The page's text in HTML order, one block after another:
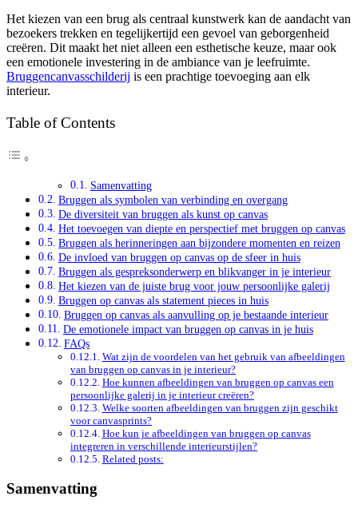
Het kiezen van een brug als centraal kunstwerk kan de aandacht van
bezoekers trekken en tegelijkertijd een gevoel van geborgenheid
creëren. Dit maakt het niet alleen een esthetische keuze, maar ook
een emotionele investering in de ambiance van je leefruimte.
Bruggencanvasschilderij is een prachtige toevoeging aan elk
interieur.
Table of Contents
Samenvatting
Bruggen als symbolen van verbinding en overgang
De diversiteit van bruggen als kunst op canvas
Het toevoegen van diepte en perspectief met bruggen op canvas
Bruggen als herinneringen aan bijzondere momenten en reizen
De invloed van bruggen op canvas op de sfeer in huis
Bruggen als gespreksonderwerp en blikvanger in je interieur
Het kiezen van de juiste brug voor jouw persoonlijke galerij
Bruggen op canvas als statement pieces in huis
Bruggen op canvas als aanvulling op je bestaande interieur
De emotionele impact van bruggen op canvas in je huis
FAQs
Wat zijn de voordelen van het gebruik van afbeeldingen
van bruggen op canvas in je interieur?
Hoe kunnen afbeeldingen van bruggen op canvas een
persoonlijke galerij in je interieur creëren?
Welke soorten afbeeldingen van bruggen zijn geschikt
voor canvasprints?
Hoe kun je afbeeldingen van bruggen op canvas
integreren in verschillende interieurstijlen?
Related posts:
Samenvatting